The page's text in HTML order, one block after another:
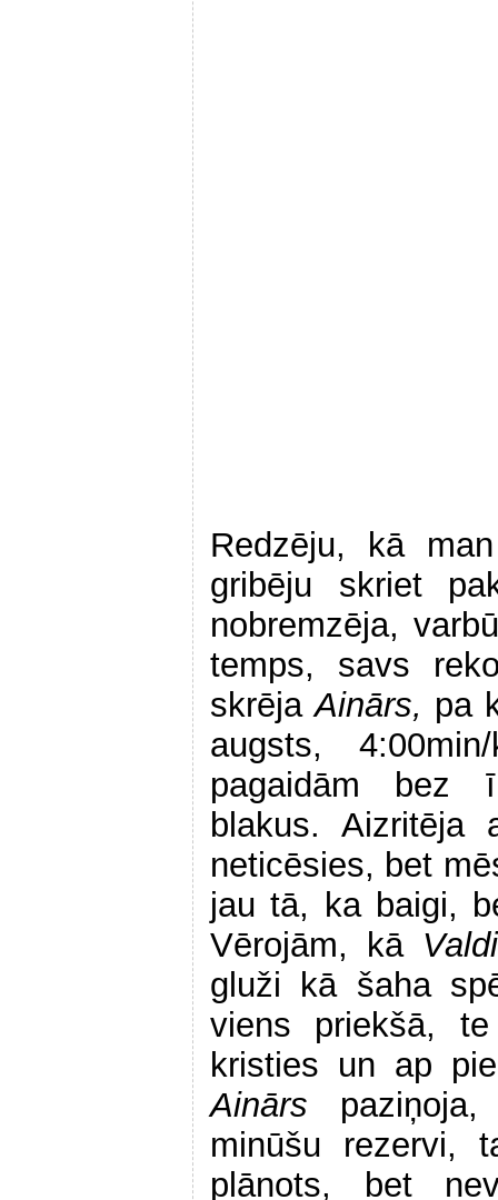
Redzēju, kā
gribēju skriet
nobremzēja,
temps, savs
skrējaAinārs, pa
augsts,
pagaidām bez
blakus.
neticēsies, bet
jau tā, ka baigi,
Vērojām, kā
gluži kā šaha
viens priekšā,
kristies un ap
Ainārs
minūšu rezervi,
plānots, bet